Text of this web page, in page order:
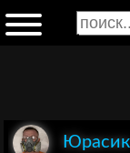
Юрасик